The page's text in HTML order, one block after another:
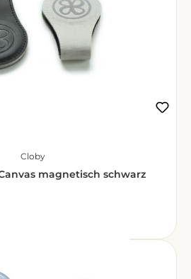
Cloby
magnetisch schwarz